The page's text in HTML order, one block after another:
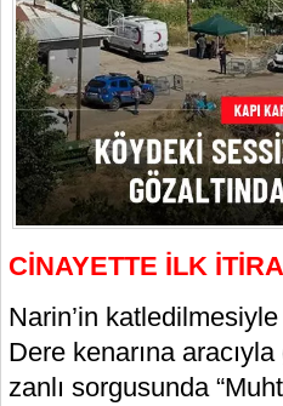
CİNAYETTE İLK
Narin’in
Dere kenarına
zanlı sorgusunda